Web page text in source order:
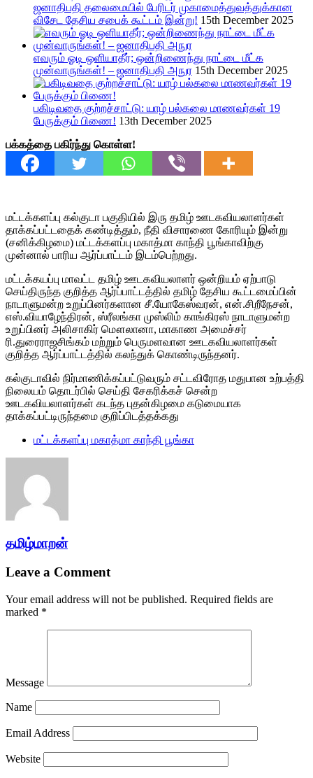
ஜனாதிபதி தலைமையில் பேரிடர் முகாமைத்துவத்துக்கான
விசேட தேசிய சபைக் கூட்டம் இன்று! 15th December 2025
எவரும் ஓடி ஒளியாதீர்; ஒன்றிணைந்து நாட்டை மீட்க
முன்வாருங்கள்! – ஜனாதிபதி அநுர 15th December 2025
பகிடிவதை குற்றச்சாட்டு: யாழ் பல்கலை மாணவர்கள் 19
பேருக்கும் பிணை! 13th December 2025
பக்கத்தை பகிர்ந்து கொள்ள!
மட்டக்களப்பு கல்குடா பகுதியில் இரு தமிழ் ஊடகவியலாளர்கள்
தாக்கப்பட்டதைக் கண்டித்தும், நீதி விசாரணை கோரியும் இன்று
(சனிக்கிழமை) மட்டக்களப்பு மகாத்மா காந்தி பூங்காவிற்கு
முன்னால் பாரிய ஆர்ப்பாட்டம் இடம்பெற்றது.
மட்டக்கயப்பு மாவட்ட தமிழ் ஊடகவியலாளர் ஒன்றியம் ஏற்பாடு
செய்திருந்த குறித்த ஆர்ப்பாட்டத்தில் தமிழ் தேசிய கூட்டமைப்பின்
நாடாளுமன்ற உறுப்பினர்களான சீ.யோகேஸ்வரன், என்.சிறீநேசன்,
எஸ்.வியாழேந்திரன், ஸ்ரீலங்கா முஸ்லிம் காங்கிரஸ் நாடாளுமன்ற
உறுப்பினர் அலிசாகிர் மௌலானா, மாகாண அமைச்சர்
ரி.துரைராஜசிங்கம் மற்றும் பெருமளவான ஊடகவியலாளர்கள்
குறித்த ஆர்ப்பாட்டத்தில் கலந்துக் கொண்டிருந்தனர்.
கல்குடாவில் நிர்மாணிக்கப்பட்டுவரும் சட்டவிரோத மதுபான உற்பத்தி
நிலையம் தொடர்பில் செய்தி சேகரிக்கச் சென்ற
ஊடகவியலாளர்கள் கடந்த புதன்கிழமை கடுமையாக
தாக்கப்பட்டிருந்தமை குறிப்பிடத்தக்கது
மட்டக்களப்பு மகாத்மா காந்தி பூங்கா
தமிழ்மாறன்
Leave a Comment
Your email address will not be published. Required fields are
marked *
Message
Name
Email Address
Website